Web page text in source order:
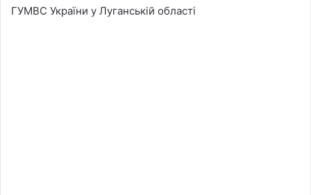
ГУМВС України у Луганській області